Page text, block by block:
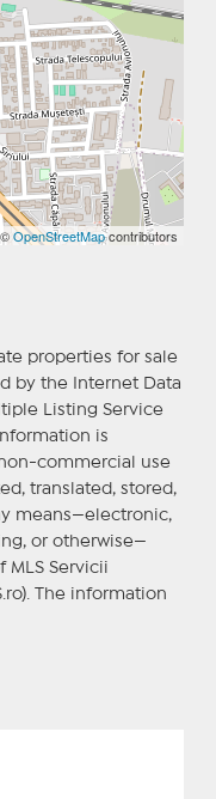
OpenStreetMapcontributors
properties for sale
by the Internet Data
Listing Service
is
commercial use
translated, stored,
means—electronic,
or otherwise—
Servicii
The information